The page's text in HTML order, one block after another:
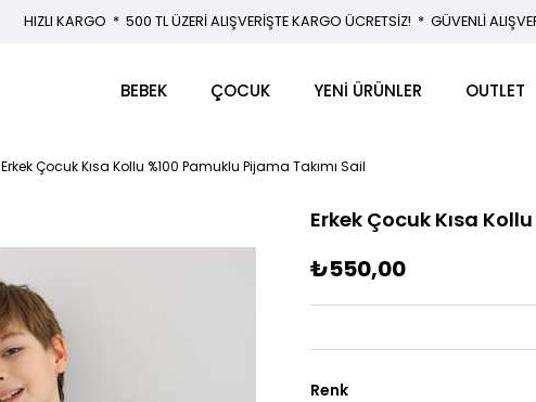
HIZLI KARGO * 500 TL ÜZERİ ALIŞVERİŞTE KARGO ÜCRETSİZ! * GÜVENLİ
BEBEK ÇOCUK YENİ ÜRÜNLER OUTLET
Erkek Çocuk Kısa Kollu %100 Pamuklu Pijama Takımı Sail
Erkek Çocuk Kısa
₺550,00
Renk